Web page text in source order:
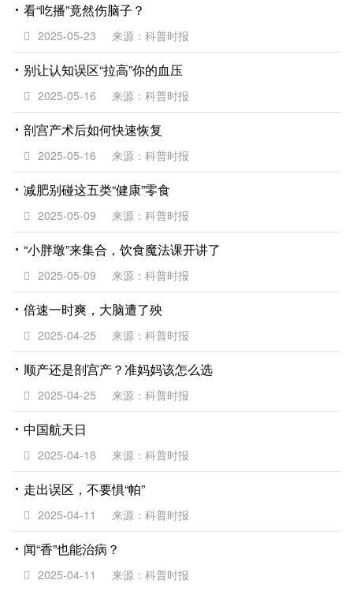
看“吃播”竟然伤脑子？
2025-05-23 来源：科普时报
别让认知误区“拉高”你的血压
2025-05-16 来源：科普时报
剖宫产术后如何快速恢复
2025-05-16 来源：科普时报
减肥别碰这五类“健康”零食
2025-05-09 来源：科普时报
“小胖墩”来集合，饮食魔法课开讲了
2025-05-09 来源：科普时报
倍速一时爽，大脑遭了殃
2025-04-25 来源：科普时报
顺产还是剖宫产？准妈妈该怎么选
2025-04-25 来源：科普时报
中国航天日
2025-04-18 来源：科普时报
走出误区，不要惧“帕”
2025-04-11 来源：科普时报
闻“香”也能治病？
2025-04-11 来源：科普时报